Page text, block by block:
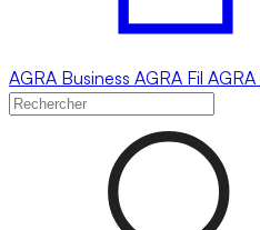
AGRA Business AGRA Fil AGRA